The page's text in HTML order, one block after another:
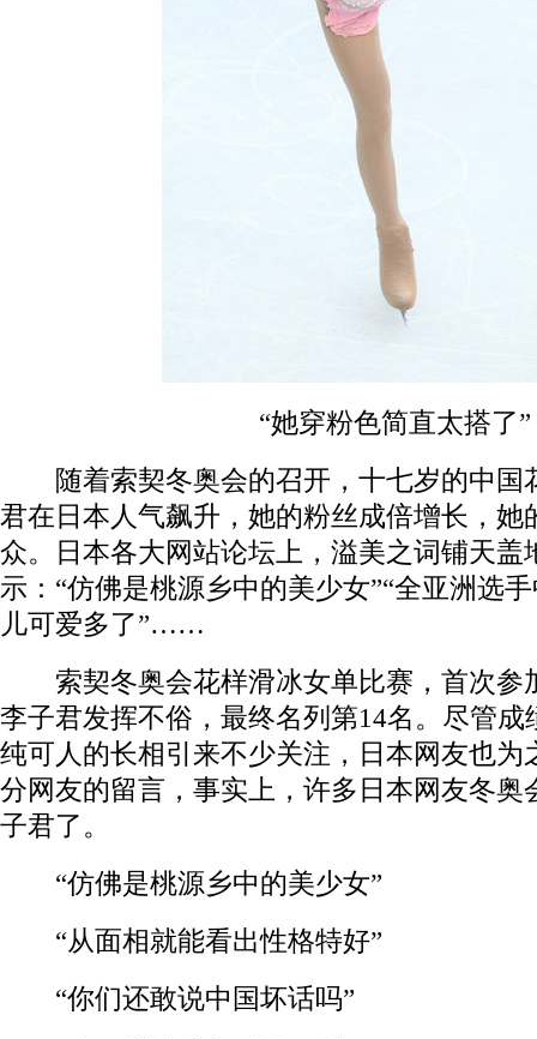
“她穿粉色简直太搭了”
随着索契冬奥会的召开，十七岁的中国
君在日本人气飙升，她的粉丝成倍增长，她
众。日本各大网站论坛上，溢美之词铺天盖
示：“仿佛是桃源乡中的美少女”“全亚洲选
儿可爱多了”……
索契冬奥会花样滑冰女单比赛，首次参
李子君发挥不俗，最终名列第14名。尽管成
纯可人的长相引来不少关注，日本网友也为
分网友的留言，事实上，许多日本网友冬奥
子君了。
“仿佛是桃源乡中的美少女”
“从面相就能看出性格特好”
“你们还敢说中国坏话吗”